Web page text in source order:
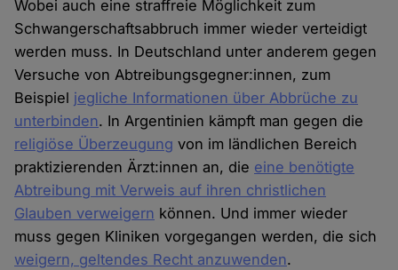
Wobei auch eine straffreie Möglichkeit zum
Schwangerschaftsabbruch immer wieder verteidigt
werden muss. In Deutschland unter anderem gegen
Versuche von Abtreibungsgegner:innen, zum
Beispiel jegliche Informationen über Abbrüche zu
unterbinden. In Argentinien kämpft man gegen die
religiöse Überzeugung von im ländlichen Bereich
praktizierenden Ärzt:innen an, die eine benötigte
Abtreibung mit Verweis auf ihren christlichen
Glauben verweigern können. Und immer wieder
muss gegen Kliniken vorgegangen werden, die sich
weigern, geltendes Recht anzuwenden.
Cookies